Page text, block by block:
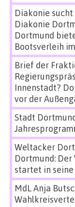
Diakonie
Diakonie
Dortmund
Bootsverleih
Brief der
Innenstadt?
vor der
Stadt
Weltacker
Dortmund:
startet in seine
MdL Anja